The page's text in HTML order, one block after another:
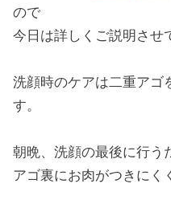
ので
今日は詳しくご説明させ
洗顔時のケアは二重アゴ
す。
朝晩、洗顔の最後に行う
アゴ裏にお肉がつきにく